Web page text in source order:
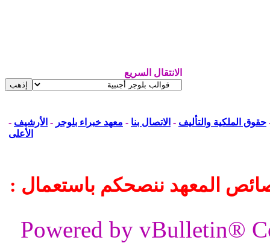
الانتقال السريع
حقوق الملكية والتأليف- الاتصال بنا- معهد خبراء بلوجر - الأرشيف-
الأعلى
المعهد ننصحكم باستعمال :
Powered by vBulletin®